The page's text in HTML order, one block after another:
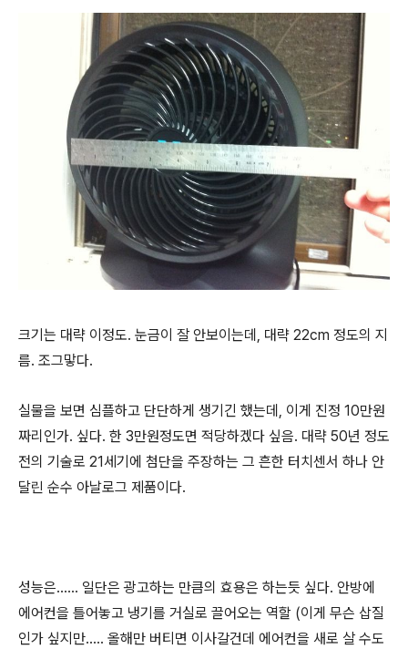
크기는 대략 이정도. 눈금이 잘 안보이는데, 대략 22cm 정도의 지
름. 조그맣다.
실물을 보면 심플하고 단단하게 생기긴 했는데, 이게 진정 10만원
짜리인가. 싶다. 한 3만원정도면 적당하겠다 싶음. 대략 50년 정도
전의 기술로 21세기에 첨단을 주장하는 그 흔한 터치센서 하나 안
달린 순수 아날로그 제품이다.
성능은...... 일단은 광고하는 만큼의 효용은 하는듯 싶다. 안방에
에어컨을 틀어놓고 냉기를 거실로 끌어오는 역할 (이게 무슨 삽질
인가 싶지만..... 올해만 버티면 이사갈건데 에어컨을 새로 살 수도